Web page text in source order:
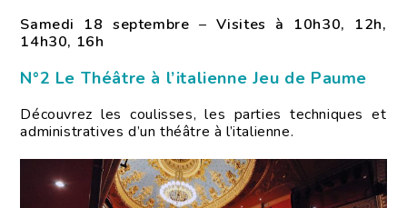
Samedi 18 septembre – Visites à 10h30, 12h,
14h30, 16h
N°2 Le Théâtre à l’italienne Jeu de Paume
Découvrez les coulisses, les parties techniques et
administratives d’un théâtre à l’italienne.